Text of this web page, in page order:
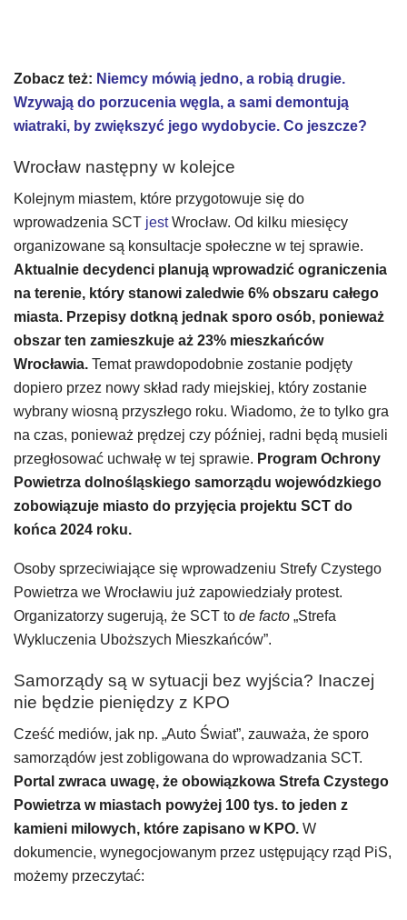
Zobacz też: Niemcy mówią jedno, a robią drugie.
Wzywają do porzucenia węgla, a sami demontują
wiatraki, by zwiększyć jego wydobycie. Co jeszcze?
Wrocław następny w kolejce
Kolejnym miastem, które przygotowuje się do
wprowadzenia SCT jestWrocław. Od kilku miesięcy
organizowane są konsultacje społeczne w tej sprawie.
Aktualnie decydenci planują wprowadzić ograniczenia
na terenie, który stanowi zaledwie 6% obszaru całego
miasta. Przepisy dotkną jednak sporo osób, ponieważ
obszar ten zamieszkuje aż 23% mieszkańców
Wrocławia. Temat prawdopodobnie zostanie podjęty
dopiero przez nowy skład rady miejskiej, który zostanie
wybrany wiosną przyszłego roku. Wiadomo, że to tylko gra
na czas, ponieważ prędzej czy później, radni będą musieli
przegłosować uchwałę w tej sprawie. Program Ochrony
Powietrza dolnośląskiego samorządu wojewódzkiego
zobowiązuje miasto do przyjęcia projektu SCT do
końca 2024 roku.
Osoby sprzeciwiające się wprowadzeniu Strefy Czystego
Powietrza we Wrocławiu już zapowiedziały protest.
Organizatorzy sugerują, że SCT to de facto „Strefa
Wykluczenia Uboższych Mieszkańców”.
Samorządy są w sytuacji bez wyjścia? Inaczej
nie będzie pieniędzy z KPO
Cześć mediów, jak np. „Auto Świat”, zauważa, że sporo
samorządów jest zobligowana do wprowadzania SCT.
Portal zwraca uwagę, że obowiązkowa Strefa Czystego
Powietrza w miastach powyżej 100 tys. to jeden z
kamieni milowych, które zapisano w KPO. W
dokumencie, wynegocjowanym przez ustępujący rząd PiS,
możemy przeczytać: